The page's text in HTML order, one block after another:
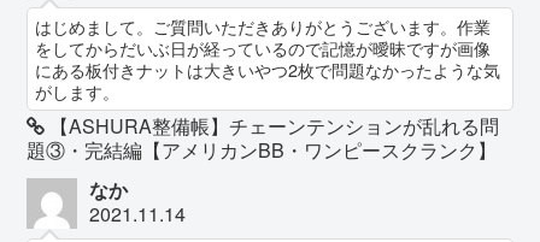
はじめまして。ご質問いただきありがとうございます。作業
をしてからだいぶ日が経っているので記憶が曖昧ですが画像
にある板付きナットは大きいやつ2枚で問題なかったような気
がします。
【ASHURA整備帳】チェーンテンションが乱れる問
題③・完結編【アメリカンBB・ワンピースクランク】
なか
2021.11.14